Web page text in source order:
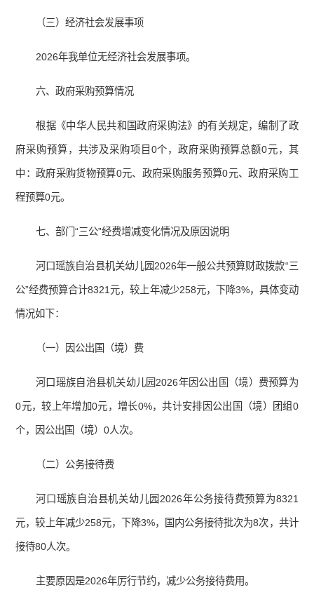
（三）经济社会发展事项
2026年我单位无经济社会发展事项。
六、政府采购预算情况
根据《中华人民共和国政府采购法》的有关规定，编制了政
府采购预算，共涉及采购项目0个，政府采购预算总额0元，其
中：政府采购货物预算0元、政府采购服务预算0元、政府采购工
程预算0元。
七、部门“三公”经费增减变化情况及原因说明
河口瑶族自治县机关幼儿园2026年一般公共预算财政拨款“三
公”经费预算合计8321元，较上年减少258元，下降3%，具体变动
情况如下：
（一）因公出国（境）费
河口瑶族自治县机关幼儿园2026年因公出国（境）费预算为
0元，较上年增加0元，增长0%，共计安排因公出国（境）团组0
个，因公出国（境）0人次。
（二）公务接待费
河口瑶族自治县机关幼儿园2026年公务接待费预算为8321
元，较上年减少258元，下降3%，国内公务接待批次为8次，共计
接待80人次。
主要原因是2026年厉行节约，减少公务接待费用。